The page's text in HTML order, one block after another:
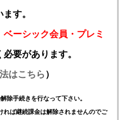
す。
ベーシック会員・プレミ
要があります。
はこちら）
除手続きを行なって下さい。
れば継続課金は解除されませんのでご